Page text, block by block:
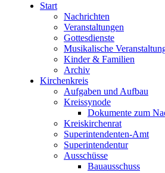
Start
Nachrichten
Veranstaltungen
Gottesdienste
Musikalische
Kinder & Familien
Archiv
Kirchenkreis
Aufgaben und Aufbau
Kreissynode
Dokumente zum
Kreiskirchenrat
Superintendenten-Amt
Superintendentur
Ausschüsse
Bauausschuss